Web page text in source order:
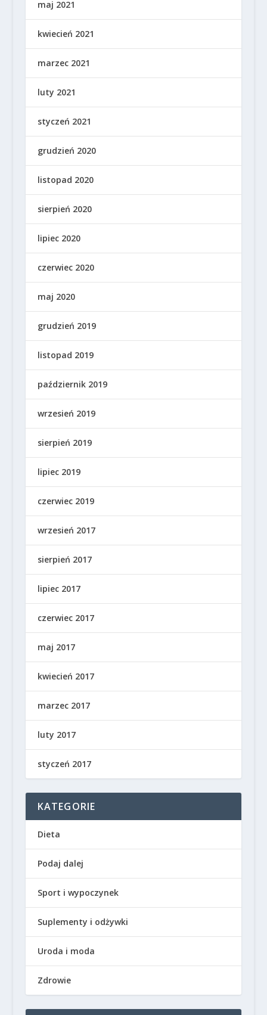
maj 2021
kwiecień 2021
marzec 2021
luty 2021
styczeń 2021
grudzień 2020
listopad 2020
sierpień 2020
lipiec 2020
czerwiec 2020
maj 2020
grudzień 2019
listopad 2019
październik 2019
wrzesień 2019
sierpień 2019
lipiec 2019
czerwiec 2019
wrzesień 2017
sierpień 2017
lipiec 2017
czerwiec 2017
maj 2017
kwiecień 2017
marzec 2017
luty 2017
styczeń 2017
KATEGORIE
Dieta
Podaj dalej
Sport i wypoczynek
Suplementy i odżywki
Uroda i moda
Zdrowie